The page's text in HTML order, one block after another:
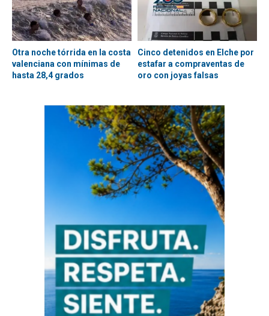
Otra noche tórrida en la costa
valenciana con mínimas de
hasta 28,4 grados
Cinco detenidos en Elche por
estafar a compraventas de
oro con joyas falsas